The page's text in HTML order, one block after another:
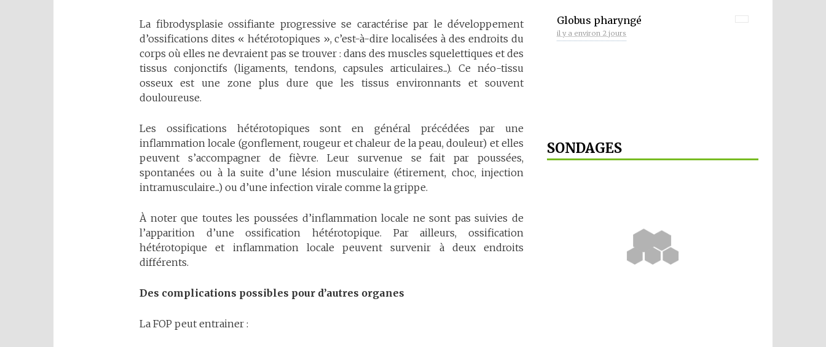
La fibrodysplasie ossifiante progressive se caractérise par le développement
d’ossifications dites « hétérotopiques », c’est-à-dire localisées à des endroits du
corps où elles ne devraient pas se trouver : dans des muscles squelettiques et des
tissus conjonctifs (ligaments, tendons, capsules articulaires...). Ce néo-tissu
osseux est une zone plus dure que les tissus environnants et souvent
douloureuse.
Les ossifications hétérotopiques sont en général précédées par une
inflammation locale (gonflement, rougeur et chaleur de la peau, douleur) et elles
peuvent s’accompagner de fièvre. Leur survenue se fait par poussées,
spontanées ou à la suite d’une lésion musculaire (étirement, choc, injection
intramusculaire...) ou d’une infection virale comme la grippe.
À noter que toutes les poussées d’inflammation locale ne sont pas suivies de
l’apparition d’une ossification hétérotopique. Par ailleurs, ossification
hétérotopique et inflammation locale peuvent survenir à deux endroits
différents.
Des complications possibles pour d’autres organes
La FOP peut entrainer :
Globus pharyngé
il y a environ 2 jours
SONDAGES